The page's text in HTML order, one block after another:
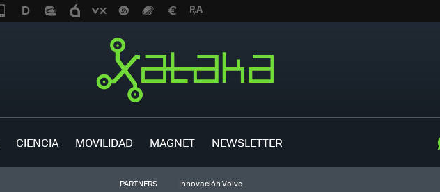
CIENCIA MOVILIDAD MAGNET NEWSLETTER
PARTNERS Innovación Volvo